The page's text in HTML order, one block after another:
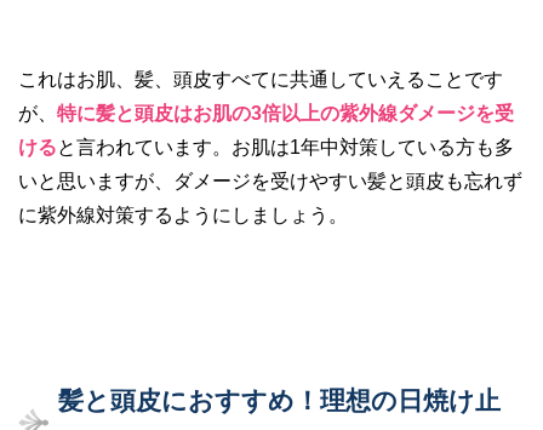
これはお肌、髪、頭皮すべてに共通していえることです
が、 特に髪と頭皮はお肌の3倍以上の紫外線ダメージを受
けると言われています。お肌は1年中対策している方も多
いと思いますが、ダメージを受けやすい髪と頭皮も忘れず
に紫外線対策するようにしましょう。
髪と頭皮におすすめ！理想の日焼け止